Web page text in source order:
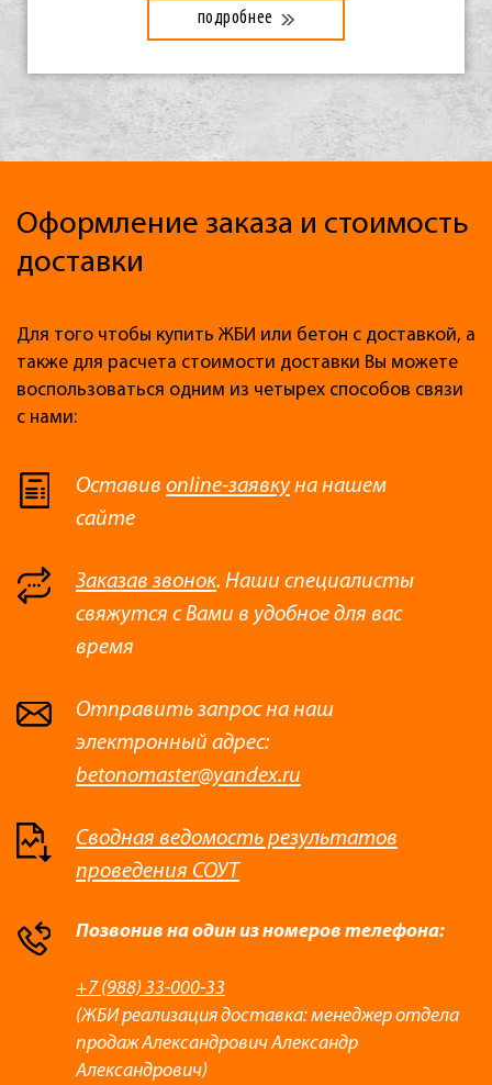
подробнее
Оформление заказа и стоимость
доставки
Для того чтобы купить ЖБИ или бетон с доставкой, а
также для расчета стоимости доставки Вы можете
воспользоваться одним из четырех способов связи
с нами:
Оставив online-заявкуна нашем
сайте
Заказав звонок. Наши специалисты
свяжутся с Вами в удобное для вас
время
Отправить запрос на наш
электронный адрес:
betonomaster@yandex.ru
Сводная ведомость результатов
проведения СОУТ
Позвонив на один из номеров телефона:
+7 (988) 33-000-33
(ЖБИ реализация доставка: менеджер отдела
продаж Александрович Александр
Александрович)